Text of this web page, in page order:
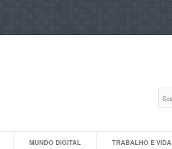
MUNDO DIGITAL TRABALHO E VIDA